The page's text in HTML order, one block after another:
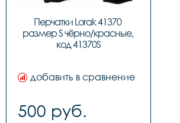
Перчатки Lorak 41370
размер S чёрно/красные,
код 41370S
добавить в сравнение
500 руб.